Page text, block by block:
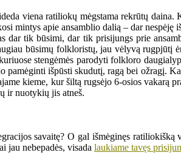
viena ratiliokų mėgstama rekrūtų daina.
mintys apie ansamblio dalią – dar
tik būsimi, dar tik prisijungs prie
būsimų folkloristų, jau vėlyvą rugpjūtį
stengėmės parodyti folkloro
pamėginti išpūsti skudutį, ragą bei ožragį.
kieme, kur šiltą rugsėjo 6-osios vakarą
ir nuotykių jis atneš.
savaitę? O gal išmėginęs
jau nebepadės, visada laukiame tavęs